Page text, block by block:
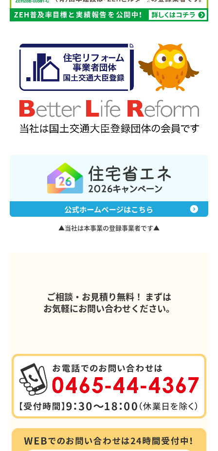
▲当社は本事業の登録事業者です▲
ご相談・お見積り無料！ まずは
お気軽にお問い合わせください。